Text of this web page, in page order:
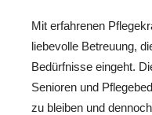
Mit erfahrenen
liebevolle Betreuung,
Bedürfnisse eingeht.
Senioren und
zu bleiben und